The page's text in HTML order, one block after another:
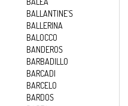
BALLANTINE´S
BALLERINA
BALOCCO
BANDEROS
BARBADILLO
BARCADI
BARCELO
BARDOS